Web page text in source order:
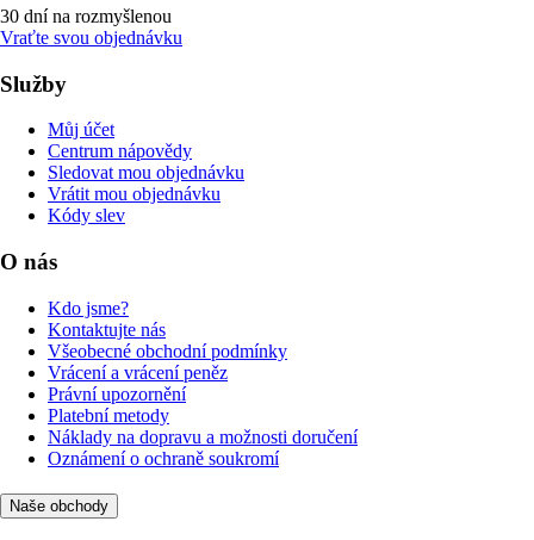
30 dní na rozmyšlenou
Vraťte svou objednávku
Služby
Můj účet
Centrum nápovědy
Sledovat mou objednávku
Vrátit mou objednávku
Kódy slev
O nás
Kdo jsme?
Kontaktujte nás
Všeobecné obchodní podmínky
Vrácení a vrácení peněz
Právní upozornění
Platební metody
Náklady na dopravu a možnosti doručení
Oznámení o ochraně soukromí
Naše obchody